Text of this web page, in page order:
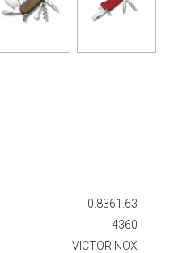
0.8361.63
4360
VICTORINOX